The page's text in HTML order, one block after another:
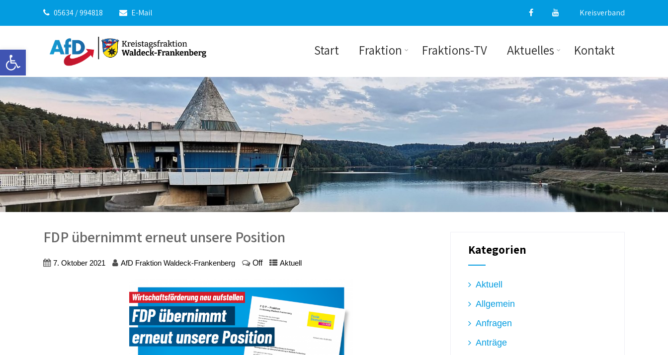
Werkzeugleiste öffnen
05634 / 994818 E-Mail Kreisverband
Start Fraktion Fraktions-TV Aktuelles Kontakt
FDP übernimmt erneut unsere Position
7. Oktober 2021 AfD Fraktion Waldeck-Frankenberg Off Aktuell
Kategorien
Aktuell
Allgemein
Anfragen
Anträge